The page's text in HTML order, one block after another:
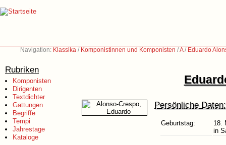
Navigation: Klassika / Komponistinnen und Komponisten /A/ Eduardo
Rubriken
Komponisten
Dirigenten
Textdichter
Gattungen
Begriffe
Tempi
Jahrestage
Kataloge
Persönliche Daten:
Geburtstag:
18.
in